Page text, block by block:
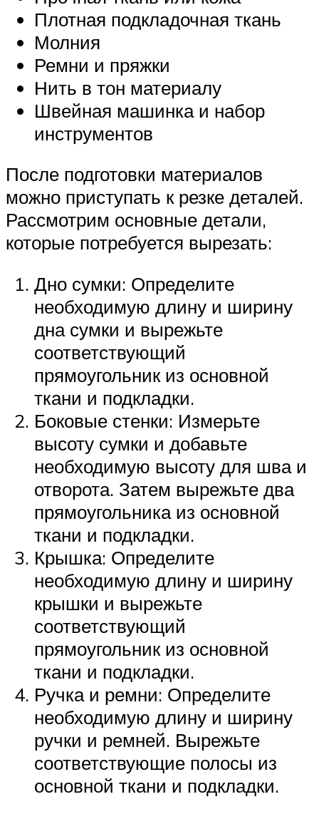
Плотная подкладочная ткань
Молния
Ремни и пряжки
Нить в тон материалу
Швейная машинка и набор
инструментов
После подготовки материалов
можно приступать к резке деталей.
Рассмотрим основные детали,
которые потребуется вырезать:
Дно сумки: Определите
необходимую длину и ширину
дна сумки и вырежьте
соответствующий
прямоугольник из основной
ткани и подкладки.
Боковые стенки: Измерьте
высоту сумки и добавьте
необходимую высоту для шва и
отворота. Затем вырежьте два
прямоугольника из основной
ткани и подкладки.
Крышка: Определите
необходимую длину и ширину
крышки и вырежьте
соответствующий
прямоугольник из основной
ткани и подкладки.
Ручка и ремни: Определите
необходимую длину и ширину
ручки и ремней. Вырежьте
соответствующие полосы из
основной ткани и подкладки.